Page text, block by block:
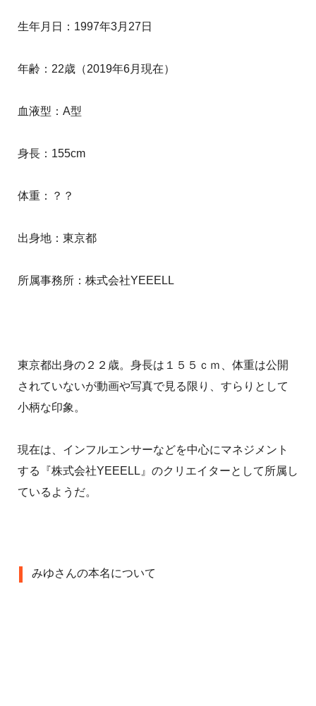
生年月日：1997年3月27日
年齢：22歳（2019年6月現在）
血液型：A型
身長：155cm
体重：？？
出身地：東京都
所属事務所：株式会社YEEELL
東京都出身の２２歳。身長は１５５ｃｍ、体重は公開
されていないが動画や写真で見る限り、すらりとして
小柄な印象。
現在は、インフルエンサーなどを中心にマネジメント
する『株式会社YEEELL』のクリエイターとして所属し
ているようだ。
みゆさんの本名について